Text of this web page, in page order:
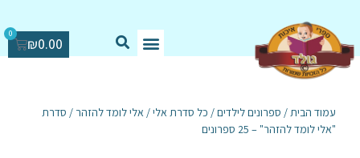
₪0.00
0
עמוד הבית/ ספרונים לילדים/ כל סדרת אלי/ אלי לומד להזהר / סדרת
"אלי לומד להזהר" – 25 ספרונים